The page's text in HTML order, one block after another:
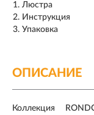
Люстра
Инструкция
Упаковка
ОПИСАНИЕ
Коллекция